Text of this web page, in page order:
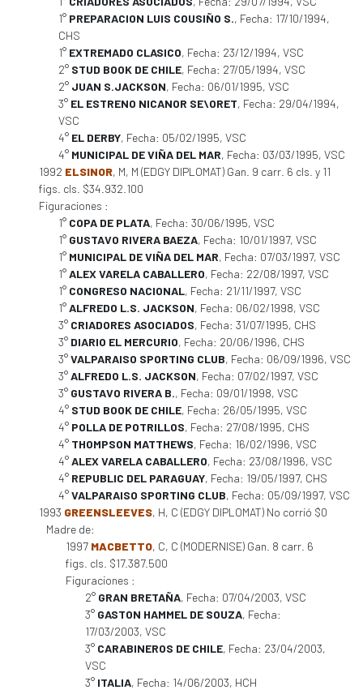
1° PREPARACION LUIS COUSIÑO S., Fecha: 17/10/1994,
CHS
1° EXTREMADO CLASICO, Fecha: 23/12/1994, VSC
2° STUD BOOK DE CHILE, Fecha: 27/05/1994, VSC
2° JUAN S.JACKSON, Fecha: 06/01/1995, VSC
3° EL ESTRENO NICANOR SE\ORET, Fecha: 29/04/1994,
VSC
4° EL DERBY, Fecha: 05/02/1995, VSC
4° MUNICIPAL DE VIÑA DEL MAR, Fecha: 03/03/1995, VSC
1992 ELSINOR, M, M (EDGY DIPLOMAT) Gan. 9 carr. 6 cls. y 11
figs. cls. $34.932.100
Figuraciones :
1° COPA DE PLATA, Fecha: 30/06/1995, VSC
1° GUSTAVO RIVERA BAEZA, Fecha: 10/01/1997, VSC
1° MUNICIPAL DE VIÑA DEL MAR, Fecha: 07/03/1997, VSC
1°ALEX VARELA CABALLERO, Fecha: 22/08/1997, VSC
1° CONGRESO NACIONAL, Fecha: 21/11/1997, VSC
1°ALFREDO L.S. JACKSON, Fecha: 06/02/1998, VSC
3° CRIADORES ASOCIADOS, Fecha: 31/07/1995, CHS
3° DIARIO EL MERCURIO, Fecha: 20/06/1996, CHS
3°VALPARAISO SPORTING CLUB, Fecha: 06/09/1996, VSC
3°ALFREDO L.S. JACKSON, Fecha: 07/02/1997, VSC
3° GUSTAVO RIVERA B., Fecha: 09/01/1998, VSC
4° STUD BOOK DE CHILE, Fecha: 26/05/1995, VSC
4° POLLA DE POTRILLOS, Fecha: 27/08/1995, CHS
4° THOMPSON MATTHEWS, Fecha: 16/02/1996, VSC
4°ALEX VARELA CABALLERO, Fecha: 23/08/1996, VSC
4° REPUBLIC DEL PARAGUAY, Fecha: 19/05/1997, CHS
4°VALPARAISO SPORTING CLUB, Fecha: 05/09/1997, VSC
1993 GREENSLEEVES, H, C (EDGY DIPLOMAT) No corrió $0
Madre de:
1997 MACBETTO, C, C (MODERNISE) Gan. 8 carr. 6
figs. cls. $17.387.500
Figuraciones :
2° GRAN BRETAÑA, Fecha: 07/04/2003, VSC
3° GASTON HAMMEL DE SOUZA, Fecha:
17/03/2003, VSC
3° CARABINEROS DE CHILE, Fecha: 23/04/2003,
VSC
3° ITALIA, Fecha: 14/06/2003, HCH